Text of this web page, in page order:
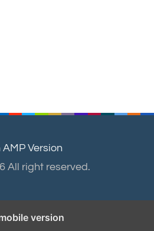
AMP Version
All right reserved.
version